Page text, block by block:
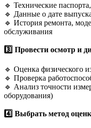
🔹 Технические
🔹 Данные о дате
🔹 История ремонта,
обслуживания
3️ Провести осмотр и
🔹 Оценка физического
🔹 Проверка
🔹 Анализ точности
оборудования)
4️ Выбрать метод